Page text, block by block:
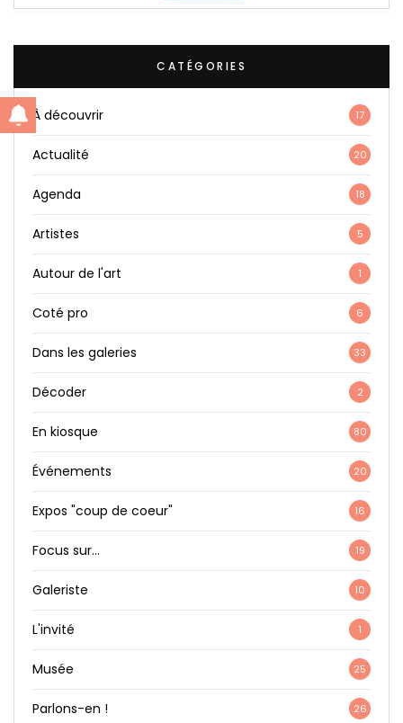
CATÉGORIES
À découvrir 17
Actualité 20
Agenda 18
Artistes 5
Autour de l'art 1
Coté pro 6
Dans les galeries 33
Décoder 2
En kiosque 80
Événements 20
Expos "coup de coeur" 16
Focus sur… 19
Galeriste 10
L'invité 1
Musée 25
Parlons-en ! 26